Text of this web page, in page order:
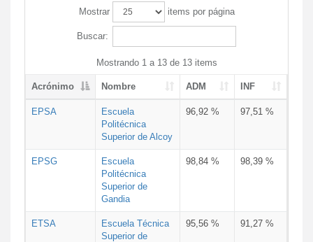
Mostrar items por página
Buscar:
Mostrando 1 a 13 de 13 items
Acrónimo Nombre ADM INF
EPSA
Escuela
Politécnica
Superior de Alcoy
96,92 % 97,51 %
EPSG
Escuela
Politécnica
Superior de
Gandia
98,84 % 98,39 %
ETSA
Escuela Técnica
Superior de
95,56 % 91,27 %